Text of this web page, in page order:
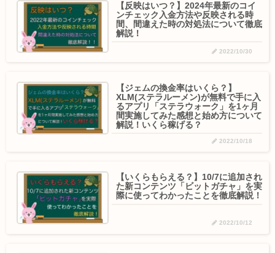
【反映はいつ？】2024年最新のコイ
ンチェック入金方法や反映される時
間、間違えた時の対処法について徹底
解説！
2022/10/30
【ジェムの換金率はいくら？】
XLM(ステラルーメン)が無料で手に入
るアプリ「ステラウォーク」を1ヶ月
間実施してみた感想と始め方について
解説！いくら稼げる？
2022/10/18
【いくらもらえる？】10/7に追加され
た新コンテンツ「ビットガチャ」を実
際に使ってわかったことを徹底解説！
2022/10/12